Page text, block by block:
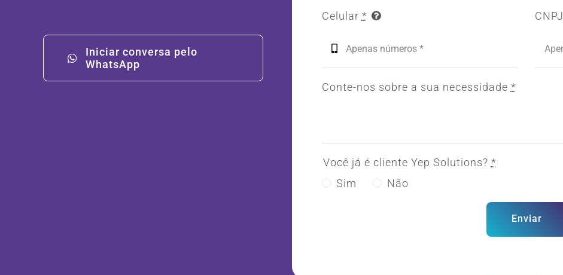
Iniciar conversa pelo
WhatsApp
Celular * CNPJ
Conte-nos sobre a sua necessidade *
Você já é cliente Yep Solutions? *
Sim
Não
Enviar